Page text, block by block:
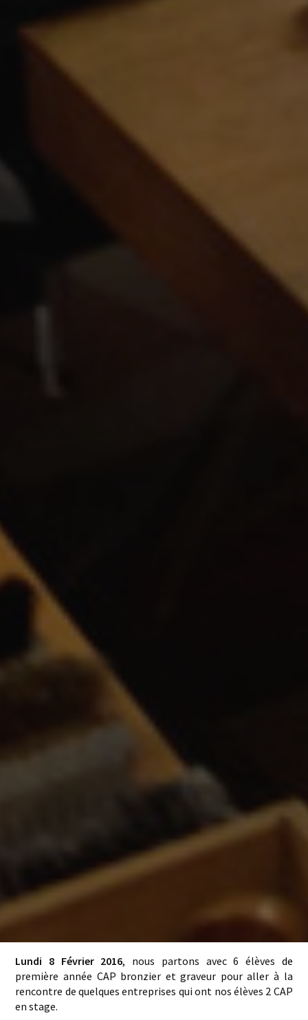
Lundi 8 Février 2016, nous partons avec 6 élèves de
première année CAP bronzier et graveur pour aller à la
rencontre de quelques entreprises qui ont nos élèves 2 CAP
en stage.